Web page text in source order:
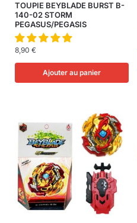
TOUPIE BEYBLADE BURST B-
140-02 STORM
PEGASUS/PEGASIS
8,90 €
Ajouter au panier